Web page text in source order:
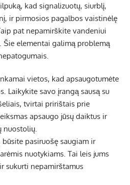
kad signalizuotų, siurblį,
ir pirmosios pagalbos vaistinėlę
pat nepamirškite vandeniui
Šie elementai galimą problemą
vietos, kad apsaugotumėte
Laikykite savo įrangą sausą su
tvirtai pririštais prie
apsaugo jūsų daiktus ir
nuostolių.
pasiruošę saugiam ir
nuotykiams. Tai leis jums
sukurti nepamirštamus